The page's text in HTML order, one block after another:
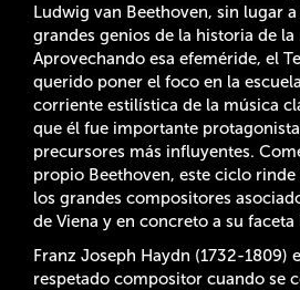
Ludwig van Beethoven, sin lugar
grandes genios de la historia de la
Aprovechando esa efeméride, el
querido poner el foco en la
corriente estilística de la música
que él fue importante
precursores más influyentes.
propio Beethoven, este ciclo
los grandes compositores
de Viena y en concreto a su faceta
Franz Joseph Haydn (1732-1809)
respetado compositor cuando se